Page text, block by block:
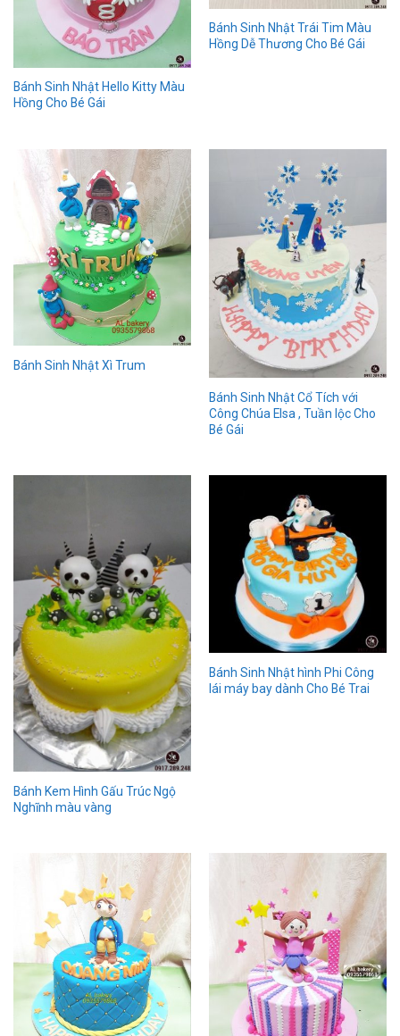
Bánh Sinh Nhật Hello Kitty Màu
Hồng Cho Bé Gái
Bánh Sinh Nhật Trái Tim Màu
Hồng Dễ Thương Cho Bé Gái
Bánh Sinh Nhật Xì Trum
Bánh Sinh Nhật Cổ Tích với
Công Chúa Elsa , Tuần lộc Cho
Bé Gái
Bánh Kem Hình Gấu Trúc Ngộ
Nghĩnh màu vàng
Bánh Sinh Nhật hình Phi Công
lái máy bay dành Cho Bé Trai